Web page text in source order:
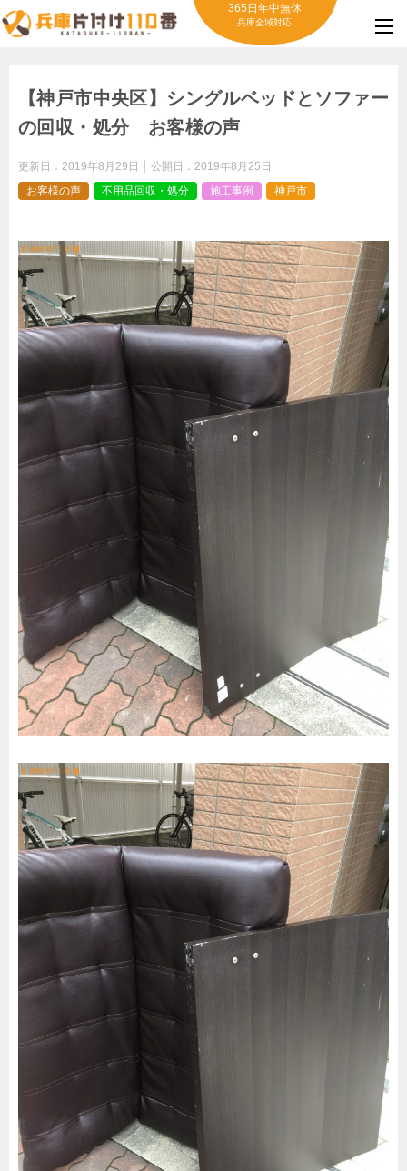
365日年中無休
兵庫全域対応
【神戸市中央区】シングルベッドとソファー
の回収・処分 お客様の声
更新日： 2019年8月29日 公開日： 2019年8月25日
お客様の声
不用品回収・処分 施工事例 神戸市